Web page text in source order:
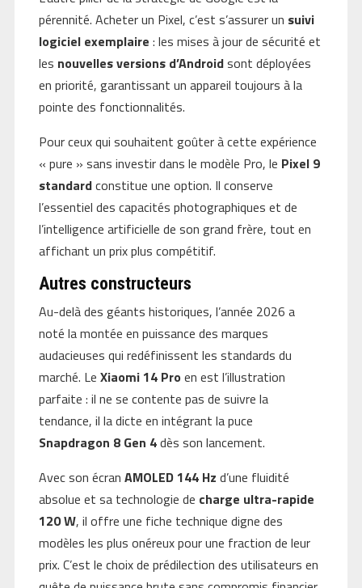
pérennité. Acheter un Pixel, c’est s’assurer un suivi
logiciel exemplaire : les mises à jour de sécurité et
les nouvelles versions d’Androidsont déployées
en priorité, garantissant un appareil toujours à la
pointe des fonctionnalités.
Pour ceux qui souhaitent goûter à cette expérience
« pure » sans investir dans le modèle Pro, le Pixel 9
standardconstitue une option. Il conserve
l’essentiel des capacités photographiques et de
l’intelligence artificielle de son grand frère, tout en
affichant un prix plus compétitif.
Autres constructeurs
Au-delà des géants historiques, l’année 2026 a
noté la montée en puissance des marques
audacieuses qui redéfinissent les standards du
marché. Le Xiaomi 14 Pro en est l’illustration
parfaite : il ne se contente pas de suivre la
tendance, il la dicte en intégrant la puce
Snapdragon 8 Gen 4dès son lancement.
Avec son écran AMOLED 144 Hz d’une fluidité
absolue et sa technologie de charge ultra-rapide
120 W, il offre une fiche technique digne des
modèles les plus onéreux pour une fraction de leur
prix. C’est le choix de prédilection des utilisateurs en